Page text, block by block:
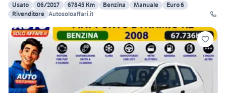
Usato
06/2017 67845 Km Benzina Manuale
Euro 6
Rivenditore Autosoloaffari.it